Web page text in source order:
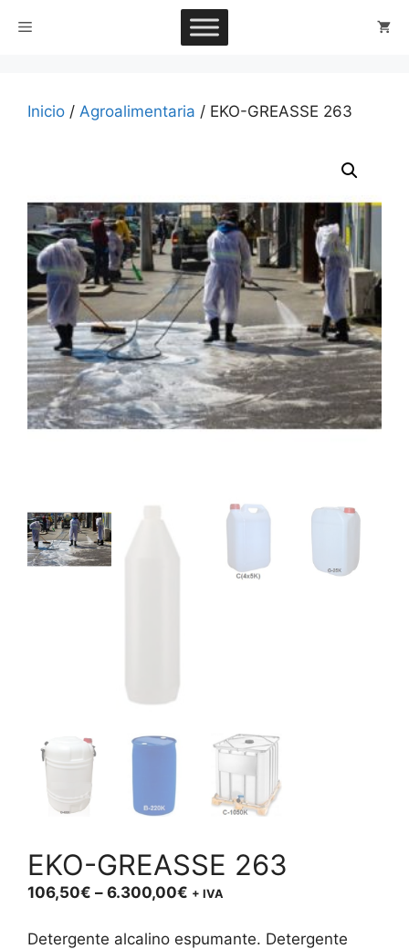
Menú
Inicio / Agroalimentaria / EKO-GREASSE 263
EKO-GREASSE 263
106,50€ – 6.300,00€ Price
106,50€
+ IVA
Detergente alcalino espumante. Detergente